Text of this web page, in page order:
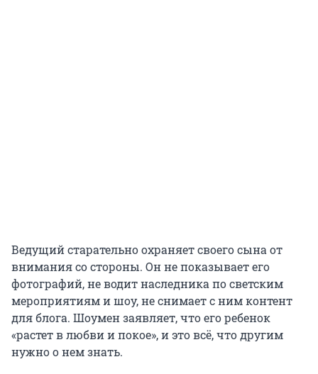
Ведущий старательно охраняет своего сына от
внимания со стороны. Он не показывает его
фотографий, не водит наследника по светским
мероприятиям и шоу, не снимает с ним контент
для блога. Шоумен заявляет, что его ребенок
«растет в любви и покое», и это всё, что другим
нужно о нем знать.